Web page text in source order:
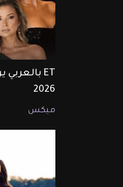
2026
ميكس